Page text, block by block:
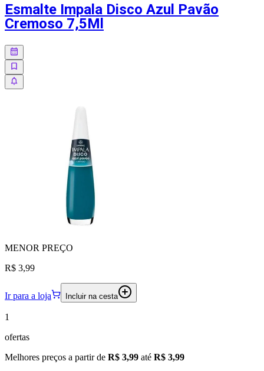
Esmalte Impala Disco Azul Pavão
Cremoso 7,5Ml
MENOR PREÇO
R$ 3,99
Ir para a loja Incluir na cesta
1
ofertas
Melhores preços a partir de R$ 3,99 até R$ 3,99